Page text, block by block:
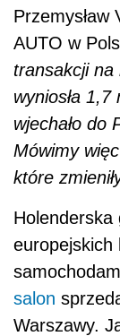
Przemysław
AUTO w
transakcji
wyniosła
wjechało do
Mówimy
które
Holenderska
europejskich
salon
Warszawy.